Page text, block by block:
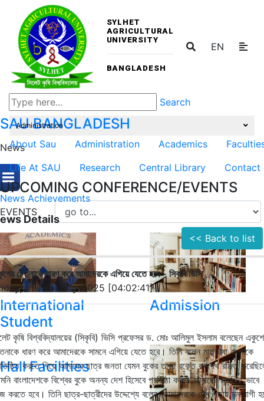
SYLHET
AGRICULTURAL
UNIVERSITY
BANGLADESH
EN
Search
SAUBANGLADESH
About Sau Administration Academics
Life At SAU
Research Central Library Contact
UPCOMING CONFERENCE/EVENTS
EVENTS
International
Student
Admission
Hall Facilities
Administration
News
News Achievements
Details
<< Back to list
চেতনাকে ধারণ করে আমাদেরকে এগিয়ে যেতে হবে - সিকৃবি ভিসি
21-February-2025 [04:02:41]
কৃষি বিশ্ববিদ্যালয়ের (সিকৃবি) ভিসি প্রফেসর ড. মোঃ আলিমুল ইসলাম বলেছেন
ধারণ করে আমাদেরকে সামনে এগিয়ে যেতে হবে। তিনি বলেন মাতৃভাষা বাংলাকে
করতে গিয়ে আমাদের ছাত্র জনতা যেমন বুকের তাজা রক্তে রাজপথ রঞ্জিত
বাংলাদেশকে বিশ্বের বুকে অনন্য দেশ হিসেবে প্রতিষ্ঠা করতে আমাদের সম্মলিত ভাবে
করতে হবে। তিনি ছাত্র-ছাত্রীদের উদ্দেশ্যে বলেন তোমাদেরকে দেশ গড়ায় মনযোগী